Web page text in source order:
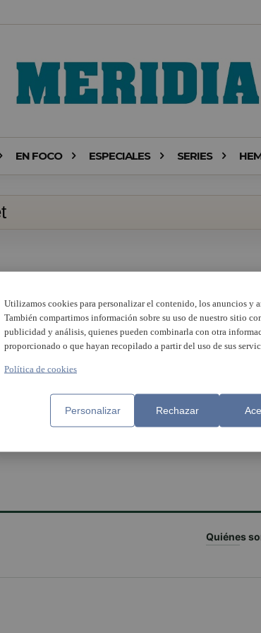
EN FOCO ESPECIALES SERIES
Quiénes
Utilizamos cookies para personalizar el contenido, los anuncios y
También compartimos información sobre su uso de nuestro sitio
publicidad y análisis, quienes pueden combinarla con otra
proporcionado o que hayan recopilado a partir del uso de sus
Política de cookies
Personalizar Rechazar